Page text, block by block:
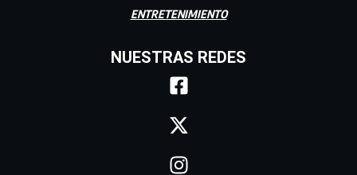
ENTRETENIMIENTO
NUESTRAS REDES